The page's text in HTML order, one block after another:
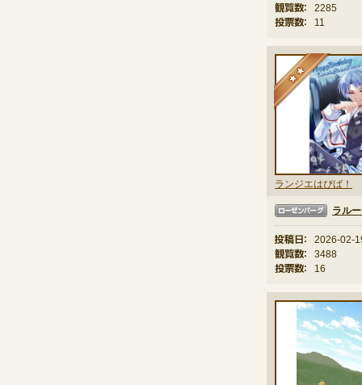
観覧数：
2285
投票数：
11
ランジエはぴば！
★★
ラル
投稿日：
2026-02-
観覧数：
3488
投票数：
16